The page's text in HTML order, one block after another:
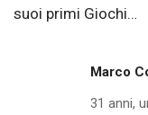
suoi primi Giochi…
Marco
31 anni,